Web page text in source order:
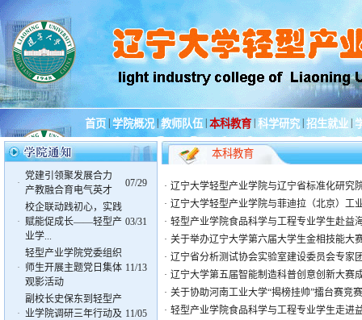
首页|学院概况|教师队伍| 本科教育|科学研究| 招生就业|
·
党建引领聚发展合力
产教融合育电气英才
07/29
·
校企联动践初心，实践
赋能促成长——轻型产
业学...
03/31
·
轻型产业学院党委组织
师生开展主题党日集体
观影活动
11/13
·
副校长史保东到轻型产
业学院调研三年行动及 11/05
本科教育
· 辽宁大学轻型产业学院与辽宁省标准化研究
· 辽宁大学轻型产业学院与菲迪拉（北京）工
· 轻型产业学院食品科学与工程专业学生赴益
· 关于举办辽宁大学第六届大学生金相技能大
· 辽宁省分析测试协会实验室建设委员会专家
· 辽宁大学第五届智能制造科普创意创新大赛
· 关于协助河南工业大学“揭榜挂帅”擂台赛竞
· 轻型产业学院食品科学与工程专业学生走进